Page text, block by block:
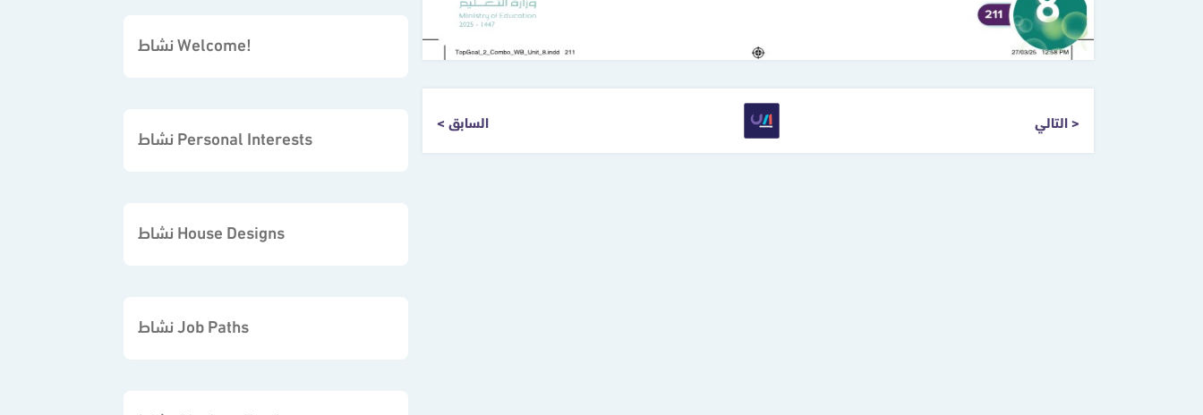
نشاط Welcome!
نشاط Personal Interests
نشاط House Designs
نشاط Job Paths
< السابق التالي >